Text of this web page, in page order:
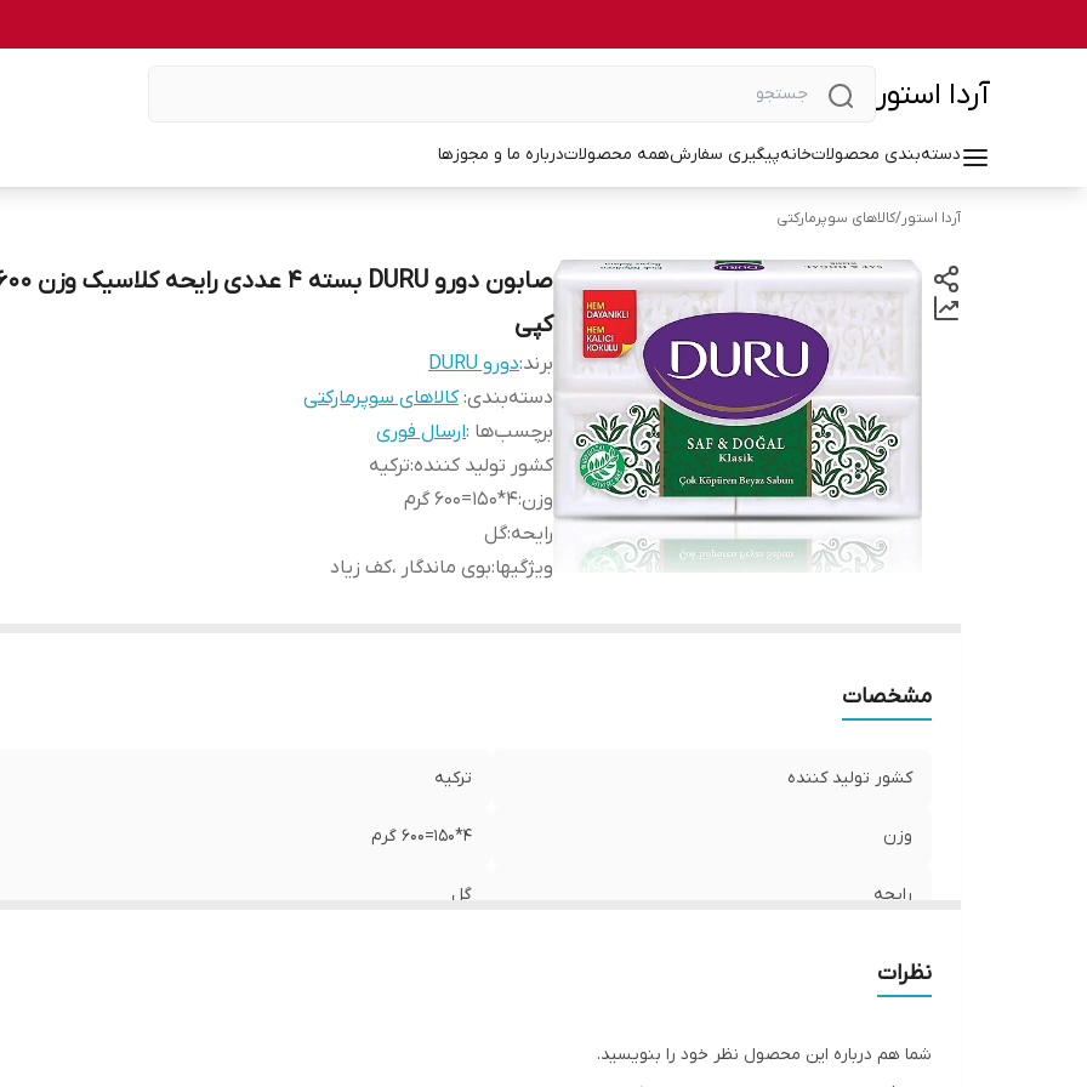
آردا استور
دسته‌بندی محصولاتخانهپیگیری سفارشهمه محصولاتدرباره ما و مجوزها
آردا استور/کالاهای سوپرمارکتی
کپی
برند:دورو DURU
دسته‌بندی:کالاهای سوپرمارکتی
برچسب‌ها :ارسال فوری
کشور تولید کننده:ترکیه
وزن:4*150=600 گرم
رایحه:گل
ویژگیها:بوی ماندگار ،کف زیاد
مشخصات
کشور تولید کننده ترکیه
وزن 4*150=600 گرم
رایحه گل
نظرات
شما هم درباره این محصول نظر خود را بنویسید.